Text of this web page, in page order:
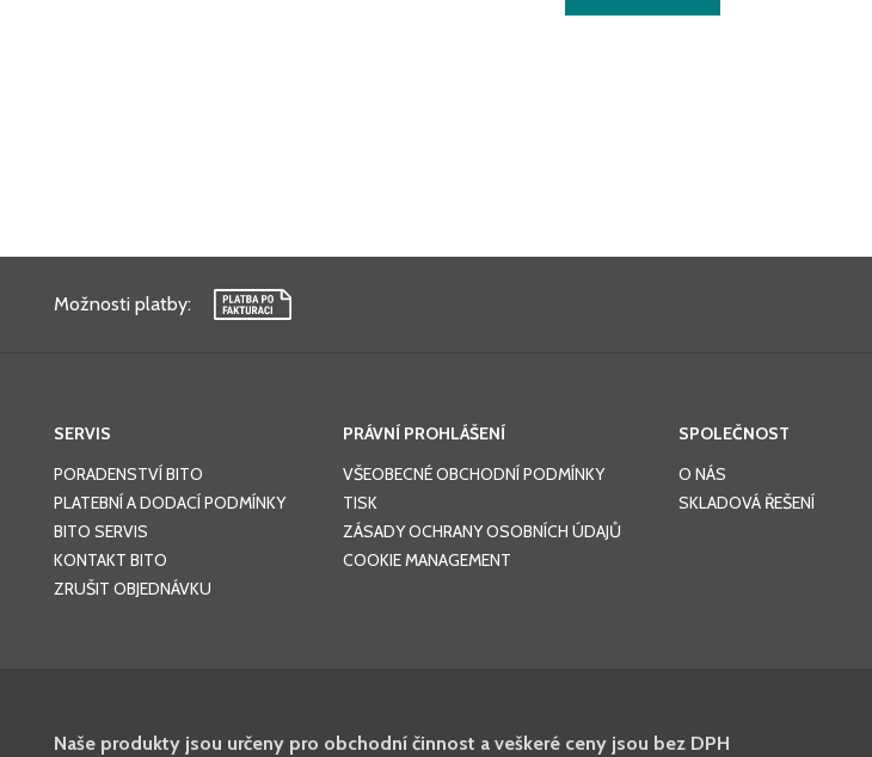
Možnosti platby:
SERVIS
PORADENSTVÍ BITO
PLATEBNÍ A DODACÍ PODMÍNKY
BITO SERVIS
KONTAKT BITO
ZRUŠIT OBJEDNÁVKU
PRÁVNÍ PROHLÁŠENÍ
VŠEOBECNÉ OBCHODNÍ PODMÍNKY
TISK
ZÁSADY OCHRANY OSOBNÍCH ÚDAJŮ
COOKIE MANAGEMENT
SPOLEČNOST
O NÁS
SKLADOVÁ ŘEŠENÍ
Naše produkty jsou určeny pro obchodní činnost a veškeré ceny jsou bez DPH